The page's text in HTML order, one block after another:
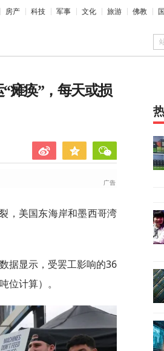
房产 科技 军事 文化 旅游 佛教
瘫痪”，每天或损
，美国东海岸和墨西哥湾
据显示，受罢工影响的36
位计算）。